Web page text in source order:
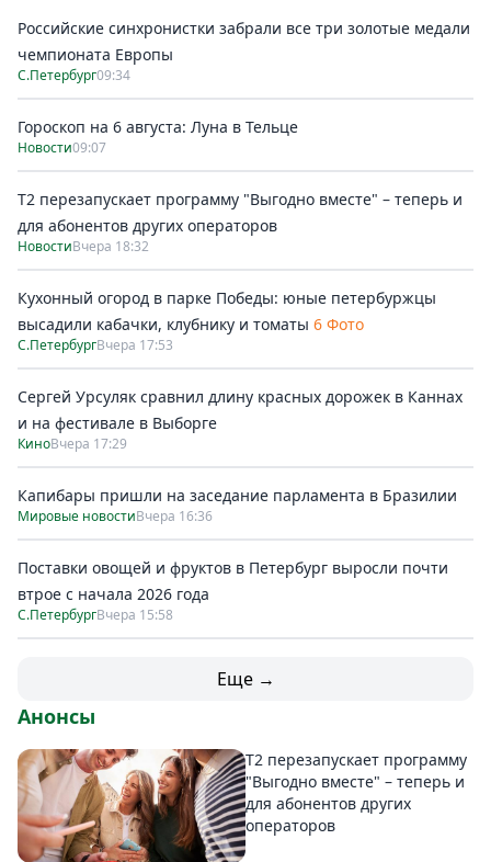
Российские синхронистки забрали все три золотые медали
чемпионата Европы
С.Петербург09:34
Гороскоп на 6 августа: Луна в Тельце
Новости09:07
Т2 перезапускает программу "Выгодно вместе" – теперь и
для абонентов других операторов
НовостиВчера 18:32
Кухонный огород в парке Победы: юные петербуржцы
высадили кабачки, клубнику и томаты 6 Фото
С.ПетербургВчера 17:53
Сергей Урсуляк сравнил длину красных дорожек в Каннах
и на фестивале в Выборге
КиноВчера 17:29
Капибары пришли на заседание парламента в Бразилии
Мировые новостиВчера 16:36
Поставки овощей и фруктов в Петербург выросли почти
втрое с начала 2026 года
С.ПетербургВчера 15:58
Еще →
Анонсы
Т2 перезапускает программу
"Выгодно вместе" – теперь и
для абонентов других
операторов